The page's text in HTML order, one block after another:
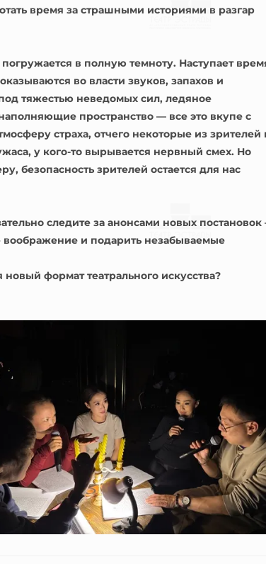
время за страшными историями в разгар
в полную темноту. Наступает
во власти звуков, запахов и
тяжестью неведомых сил, ледяное
пространство — все это вкупе с
страха, отчего некоторые из зрителей
у кого-то вырывается нервный смех. Но
безопасность зрителей остается для нас
следите за анонсами новых
воображение и подарить незабываемые
формат театрального искусства?